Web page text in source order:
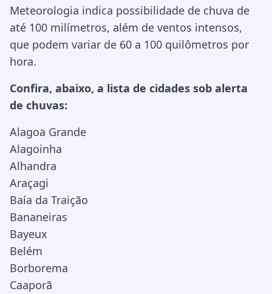
Meteorologia indica possibilidade de chuva de
até 100 milímetros, além de ventos intensos,
que podem variar de 60 a 100 quilômetros por
hora.
Confira, abaixo, a lista de cidades sob alerta
de chuvas:
Alagoa Grande
Alagoinha
Alhandra
Araçagi
Baía da Traição
Bananeiras
Bayeux
Belém
Borborema
Caaporã